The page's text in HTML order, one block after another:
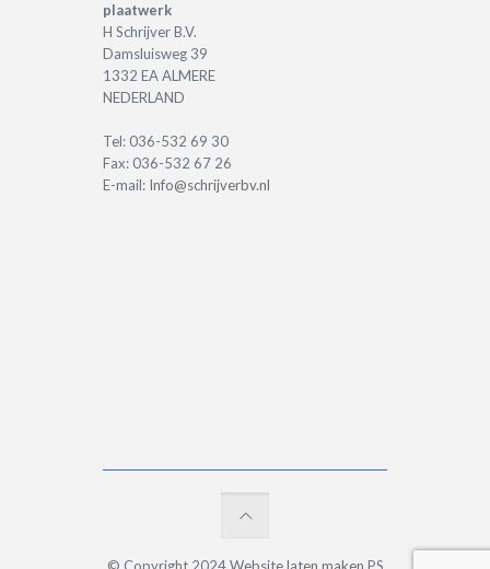
plaatwerk
H Schrijver B.V.
Damsluisweg 39
1332 EA ALMERE
NEDERLAND
Tel: 036-532 69 30
Fax: 036-532 67 26
E-mail: Info@schrijverbv.nl